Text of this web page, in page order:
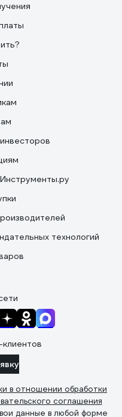
технологий
в отношении обработки
соглашения
данные в любой форме